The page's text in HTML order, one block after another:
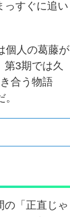
すぐに追い
個人の葛藤が
第3期では久
合う物語
の「正直じゃ